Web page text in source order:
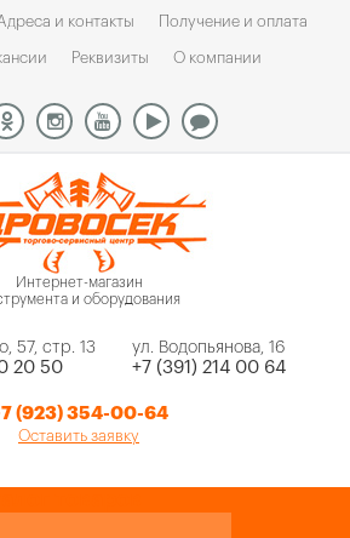
и контакты Получение и оплата
Реквизиты О компании
Интернет-магазин
и оборудования
57, стр. 13
20 50
ул. Водопьянова, 16
+7 (391) 214 00 64
(923) 354-00-64
Оставить заявку